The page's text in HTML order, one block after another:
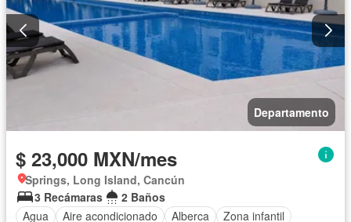
Departamento
$ 23,000 MXN/mes
Springs, Long Island, Cancún
3 Recámaras
2 Baños
Agua
Aire acondicionado Alberca Zona infantil